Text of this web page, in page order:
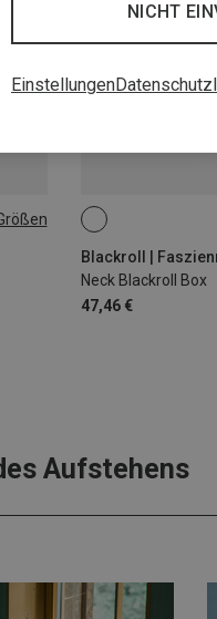
Blackroll |
Neck Blackroll Box
47,46 €
Aufstehens
NICHT
EinstellungenDatenschutz